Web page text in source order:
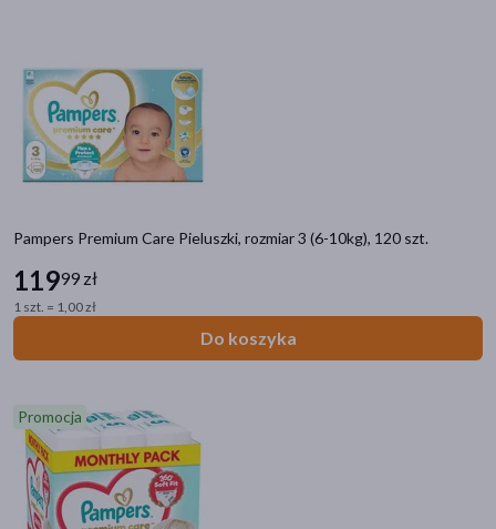
Pampers Premium Care Pieluszki, rozmiar 3 (6-10kg), 120 szt.
11999 zł
1 szt. = 1,00 zł
Do koszyka
Promocja